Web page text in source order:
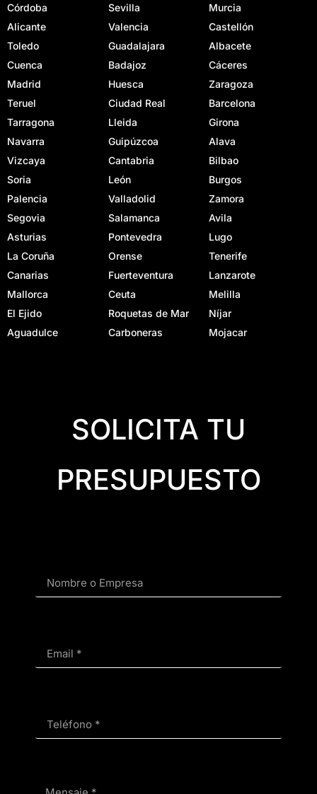
Córdoba
Sevilla
Murcia
Alicante
Valencia
Castellón
Toledo
Guadalajara
Albacete
Cuenca
Badajoz
Cáceres
Madrid
Huesca
Zaragoza
Teruel
Ciudad Real
Barcelona
Tarragona
Lleida
Girona
Navarra
Guipúzcoa
Alava
Vizcaya
Cantabria
Bilbao
Soria
León
Burgos
Palencia
Valladolid
Zamora
Segovia
Salamanca
Avila
Asturias
Pontevedra
Lugo
La Coruña
Orense
Tenerife
Canarias
Fuerteventura
Lanzarote
Mallorca
Ceuta
Melilla
El Ejido
Roquetas de Mar
Níjar
Aguadulce
Carboneras Mojacar
SOLICITA TU
PRESUPUESTO